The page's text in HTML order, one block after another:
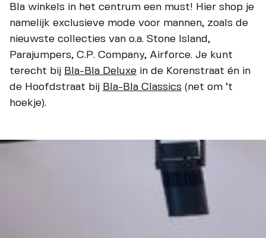
Bla winkels in het centrum een must! Hier shop je
namelijk exclusieve mode voor mannen, zoals de
nieuwste collecties van o.a. Stone Island,
Parajumpers, C.P. Company, Airforce. Je kunt
terecht bij Bla-Bla Deluxe in de Korenstraat én in
de Hoofdstraat bij Bla-Bla Classics (net om ’t
hoekje).